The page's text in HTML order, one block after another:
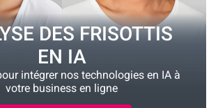
DES FRISOTTIS
EN IA
intégrer nos technologies en IA à
votre business en ligne